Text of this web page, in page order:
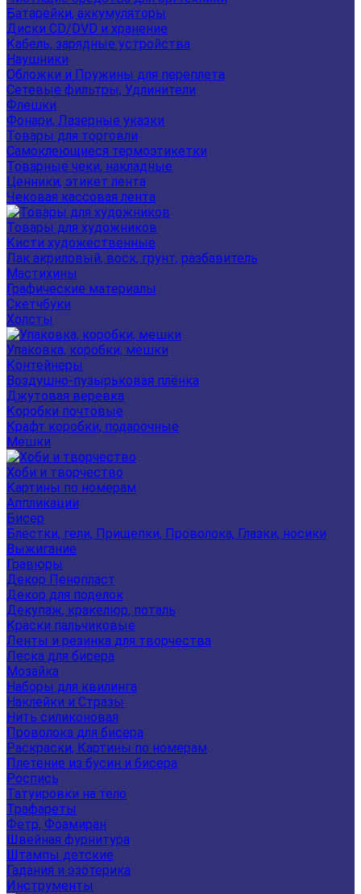
Батарейки, аккумуляторы
Диски CD/DVD и хранение
Кабель, зарядные устройства
Наушники
Обложки и Пружины для переплета
Сетевые фильтры, Удлинители
Флешки
Фонари, Лазерные указки
Товары для торговли
Самоклеющиеся термоэтикетки
Товарные чеки, накладные
Ценники, этикет лента
Чековая кассовая лента
Товары для художников
Кисти художественные
Лак акриловый, воск, грунт, разбавитель
Мастихины
Графические материалы
Скетчбуки
Холсты
Упаковка, коробки, мешки
Контейнеры
Воздушно-пузырьковая плёнка
Джутовая веревка
Коробки почтовые
Крафт коробки, подарочные
Мешки
Хоби и творчество
Картины по номерам
Аппликации
Бисер
Блестки, гели, Прищепки, Проволока, Глазки, носики
Выжигание
Гравюры
Декор Пенопласт
Декор для поделок
Декупаж, кракелюр, поталь
Краски пальчиковые
Ленты и резинка для творчества
Леска для бисера
Мозайка
Наборы для квилинга
Наклейки и Стразы
Нить силиконовая
Проволока для бисера
Раскраски, Картины по номерам
Плетение из бусин и бисера
Роспись
Татуировки на тело
Трафареты
Фетр, Фоамиран
Швейная фурнитура
Штампы детские
Гадания и эзотерика
Инструменты